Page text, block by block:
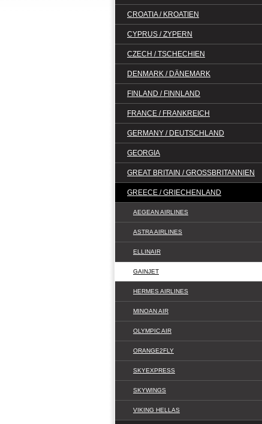
CROATIA / KROATIEN
CYPRUS / ZYPERN
CZECH / TSCHECHIEN
DENMARK / DÄNEMARK
FINLAND / FINNLAND
FRANCE / FRANKREICH
GERMANY / DEUTSCHLAND
GEORGIA
GREAT BRITAIN / GROSSBRITANNIEN
GREECE / GRIECHENLAND
AEGEAN AIRLINES
ASTRA AIRLINES
ELLINAIR
GAINJET
HERMES AIRLINES
MINOAN AIR
OLYMPIC AIR
ORANGE2FLY
SKYEXPRESS
SKYWINGS
VIKING HELLAS